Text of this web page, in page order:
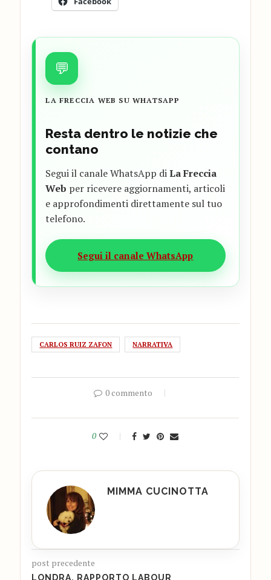
💬
LA FRECCIA WEB SU WHATSAPP
Resta dentro le notizie che
contano
Segui il canale WhatsApp diLa Freccia
Web per ricevere aggiornamenti, articoli
e approfondimenti direttamente sul tuo
telefono.
Segui il canale WhatsApp
CARLOS RUIZ ZAFON NARRATIVA
0 commento
0
MIMMA CUCINOTTA
post precedente
LONDRA. RAPPORTO LABOUR